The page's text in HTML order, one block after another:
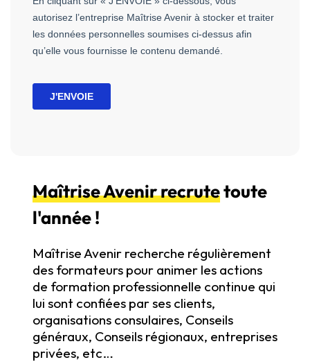
Maîtrise Avenir recrutetoute
l'année !
Maîtrise Avenir recherche régulièrement
des formateurs pour animer les actions
de formation professionnelle continue qui
lui sont confiées par ses clients,
organisations consulaires, Conseils
généraux, Conseils régionaux, entreprises
privées, etc…